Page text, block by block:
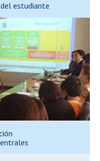
estudiante